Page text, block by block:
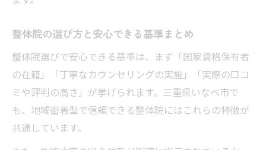
整体院の選び方と安心できる基準まとめ
整体院選びで安心できる基準は、まず「国家資格保有者
の在籍」「丁寧なカウンセリングの実施」「実際の口コ
ミや評判の高さ」が挙げられます。三重県いなべ市で
も、地域密着型で信頼できる整体院にはこれらの特徴が
共通しています。